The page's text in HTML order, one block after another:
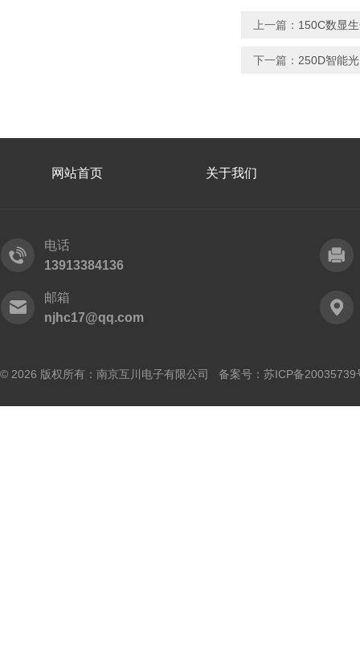
上一篇： 150C数显
下一篇： 250D智能
网站首页 关于我们
电话
13913384136
邮箱
njhc17@qq.com
© 2026 版权所有：南京互川电子有限公司 备案号： 苏ICP备20035739